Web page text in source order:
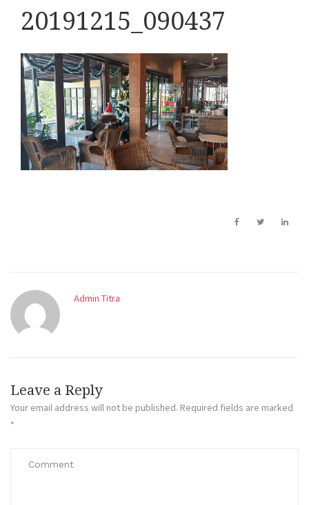
20191215_090437
Admin Titra
Leave a Reply
Your email address will not be published. Required fields are marked
*